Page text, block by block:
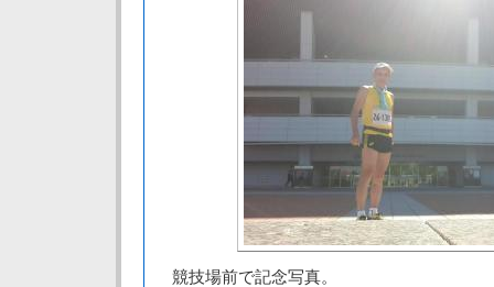
競技場前で記念写真。